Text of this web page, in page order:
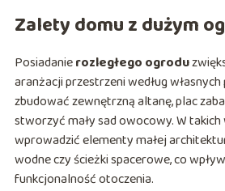
Zalety domu z dużym
Posiadanierozległego ogrodu
aranżacji przestrzeni według
zbudować zewnętrzną altanę, plac
stworzyć mały sad owocowy. W
wprowadzić elementy małej
wodne czy ścieżki spacerowe, co
funkcjonalność otoczenia.